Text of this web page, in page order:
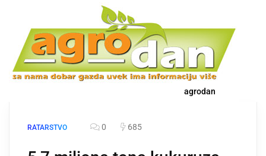
agrodan
RATARSTVO 0 685